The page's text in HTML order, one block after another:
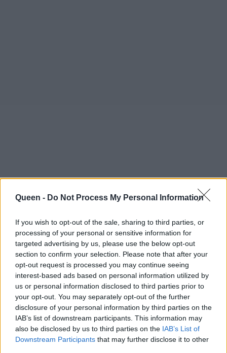
Queen - Do Not Process My Personal Information
If you wish to opt-out of the sale, sharing to third parties, or
processing of your personal or sensitive information for
targeted advertising by us, please use the below opt-out
section to confirm your selection. Please note that after your
opt-out request is processed you may continue seeing
interest-based ads based on personal information utilized by
us or personal information disclosed to third parties prior to
your opt-out. You may separately opt-out of the further
disclosure of your personal information by third parties on the
IAB’s list of downstream participants. This information may
also be disclosed by us to third parties on the IAB’s List of
Downstream Participants that may further disclose it to other
https://www.instagram.com/p/Cuobzb7LhV1/
Μίλα (Μιχαέλα)
Η Μίλα είναι το ένα από τα δύο δίδυμα
κορίτσια της οικογένειας, που έκλεισαν τα 19
τους χρόνια και αποφοίτησαν πρόσφατα από
το σχολείο. Η Μίλα αποφάσισε να